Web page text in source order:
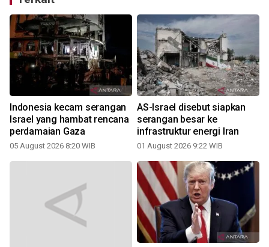
Indonesia kecam serangan
Israel yang hambat rencana
perdamaian Gaza
05 August 2026 8:20 WIB
AS-Israel disebut siapkan
serangan besar ke
infrastruktur energi Iran
01 August 2026 9:22 WIB